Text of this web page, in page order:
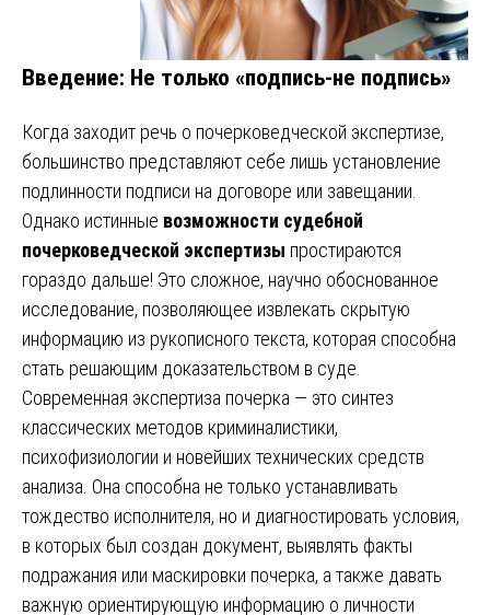
Введение: Не только «подпись-не подпись»
Когда заходит речь о почерковедческой экспертизе,
большинство представляют себе лишь установление
подлинности подписи на договоре или завещании.
Однако истинные возможности судебной
почерковедческой экспертизы простираются
гораздо дальше! Это сложное, научно обоснованное
исследование, позволяющее извлекать скрытую
информацию из рукописного текста, которая способна
стать решающим доказательством в суде.
Современная экспертиза почерка — это синтез
классических методов криминалистики,
психофизиологии и новейших технических средств
анализа. Она способна не только устанавливать
тождество исполнителя, но и диагностировать условия,
в которых был создан документ, выявлять факты
подражания или маскировки почерка, а также давать
важную ориентирующую информацию о личности